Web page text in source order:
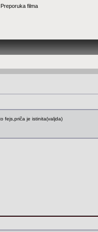
Preporuka filma
fejs,priča je istinita(valjda)